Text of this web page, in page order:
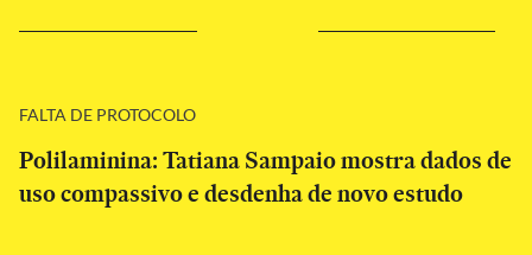
FALTA DE PROTOCOLO
Polilaminina: Tatiana Sampaio mostra dados de
uso compassivo e desdenha de novo estudo